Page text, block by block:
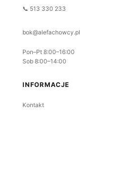
📞 513 330 233
bok@alefachowcy.pl
Pon–Pt 8:00–16:00
Sob 8:00–14:00
INFORMACJE
Kontakt